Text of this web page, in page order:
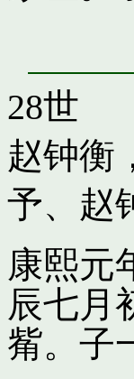
28世
赵钟衡
予、 赵
康熙元
辰七月
觜。子